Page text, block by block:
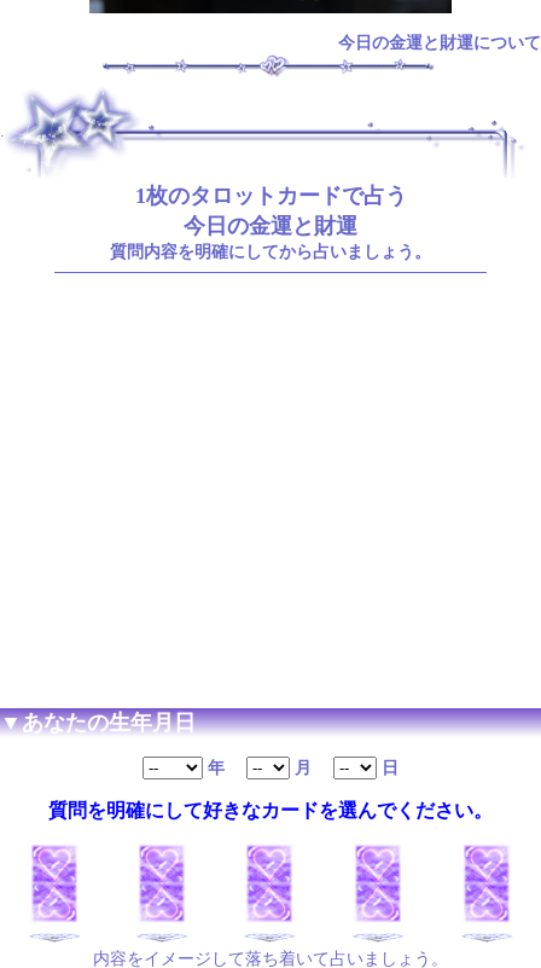
今日の金運と財運について
1枚のタロットカードで占う
今日の金運と財運
質問内容を明確にしてから占いましょう。
▼あなたの生年月日
年 月 日
質問を明確にして好きなカードを選んでください。
内容をイメージして落ち着いて占いましょう。